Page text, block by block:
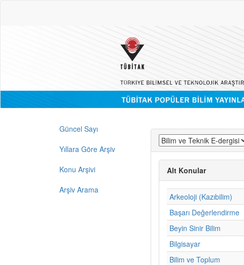
Güncel Sayı
Yıllara Göre Arşiv
Konu Arşivi
Arşiv Arama
Alt Konular
Arkeoloji (Kazıbilim)
Başarı Değerlendirme
Beyin Sinir Bilim
Bilgisayar
Bilim ve Toplum